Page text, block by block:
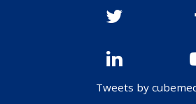
Tweets by